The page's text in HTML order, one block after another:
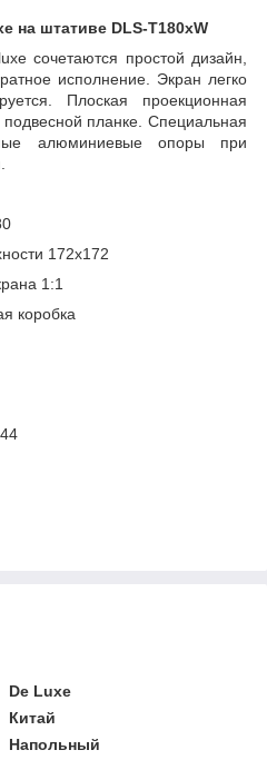
на штативе DLS-T180xW
сочетаются простой дизайн,
исполнение. Экран легко
Плоская проекционная
подвесной планке. Специальная
алюминиевые опоры при
172х172
1:1
коробка
De Luxe
Китай
Напольный